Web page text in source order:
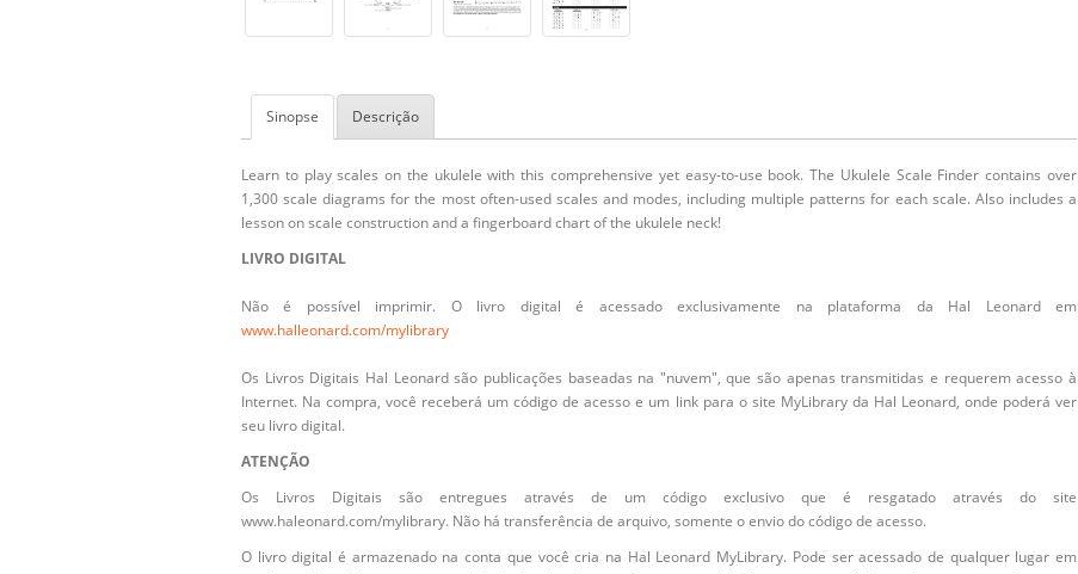
Sinopse Descrição
Learn to play scales on the ukulele with this comprehensive yet easy-to-use book. The Ukulele Scale Finder contains over
1,300 scale diagrams for the most often-used scales and modes, including multiple patterns for each scale. Also includes a
lesson on scale construction and a fingerboard chart of the ukulele neck!
LIVRO DIGITAL
Não é possível imprimir. O livro digital é acessado exclusivamente na plataforma da Hal Leonard em
www.halleonard.com/mylibrary
Os Livros Digitais Hal Leonard são publicações baseadas na "nuvem", que são apenas transmitidas e requerem acesso à
Internet. Na compra, você receberá um código de acesso e um link para o site MyLibrary da Hal Leonard, onde poderá ver
seu livro digital.
ATENÇÃO
Os Livros Digitais são entregues através de um código exclusivo que é resgatado através do site
www.haleonard.com/mylibrary. Não há transferência de arquivo, somente o envio do código de acesso.
O livro digital é armazenado na conta que você cria na Hal Leonard MyLibrary. Pode ser acessado de qualquer lugar em